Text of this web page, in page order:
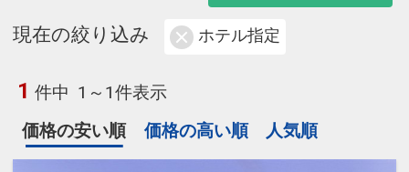
現在の絞り込み ホテル指定
1 件中 1～1件表示
価格の安い順
価格の高い順 人気順